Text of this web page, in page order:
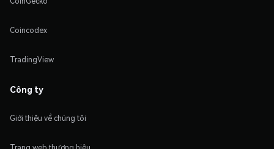
Coincodex
TradingView
Công ty
Giới thiệu về chúng tôi